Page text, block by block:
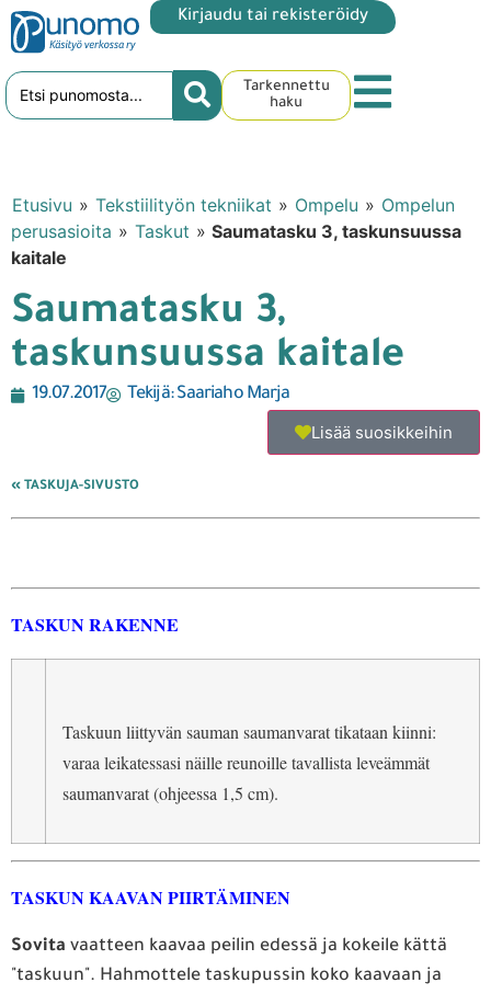
Kirjaudu tai rekisteröidy
Tarkennettu
haku
Etusivu » Tekstiilityön tekniikat » Ompelu » Ompelun
perusasioita » Taskut » Saumatasku 3, taskunsuussa
kaitale
Saumatasku 3,
taskunsuussa kaitale
19.07.2017 Tekijä:Saariaho Marja
Lisää suosikkeihin
« TASKUJA-SIVUSTO
TASKUN RAKENNE
Taskuun liittyvän sauman saumanvarat tikataan kiinni:
varaa leikatessasi näille reunoille tavallista leveämmät
saumanvarat (ohjeessa 1,5 cm).
TASKUN KAAVAN PIIRTÄMINEN
Sovita vaatteen kaavaa peilin edessä ja kokeile kättä
"taskuun". Hahmottele taskupussin koko kaavaan ja